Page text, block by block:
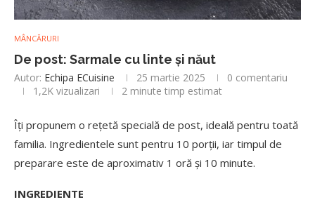
MÂNCĂRURI
De post: Sarmale cu linte și năut
Autor: Echipa ECuisine 25 martie 2025
0 comentariu
1,2K vizualizari 2 minute timp estimat
Îți propunem o rețetă specială de post, ideală pentru toată
familia. Ingredientele sunt pentru 10 porții, iar timpul de
preparare este de aproximativ 1 oră și 10 minute.
INGREDIENTE